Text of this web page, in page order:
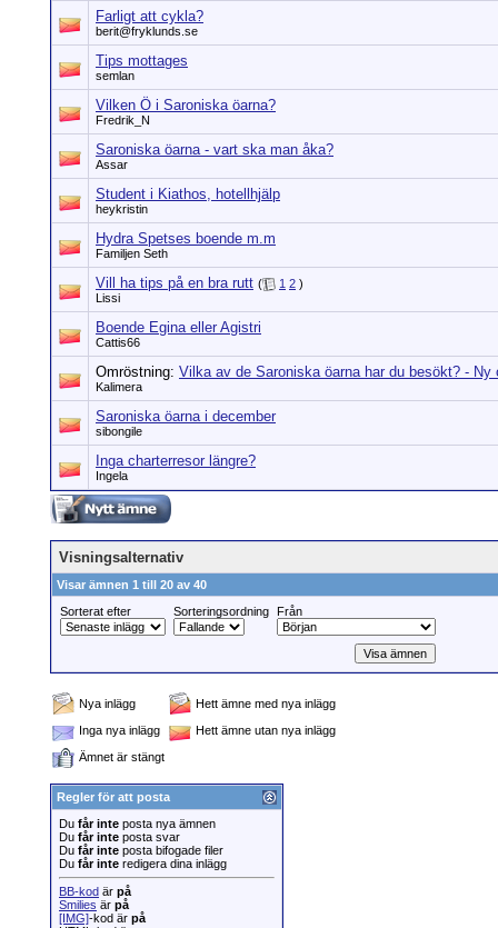
Farligt att cykla?
berit@fryklunds.se
Tips mottages
semlan
Vilken Ö i Saroniska öarna?
Fredrik_N
Saroniska öarna - vart ska man åka?
Assar
Student i Kiathos, hotellhjälp
heykristin
Hydra Spetses boende m.m
Familjen Seth
Vill ha tips på en bra rutt ( 1 2 )
Lissi
Boende Egina eller Agistri
Cattis66
Omröstning: Vilka av de Saroniska öarna har du besökt? - Ny
Kalimera
Saroniska öarna i december
sibongile
Inga charterresor längre?
Ingela
Visningsalternativ
Visar ämnen 1 till 20 av 40
Sorterat efter
Sorteringsordning Från
Nya inlägg
Hett ämne med nya inlägg
Inga nya inlägg
Hett ämne utan nya inlägg
Ämnet är stängt
Regler för att posta
Du får inte posta nya ämnen
Du får inte posta svar
Du får inte posta bifogade filer
Du får inte redigera dina inlägg
BB-kod är på
Smilies är på
[IMG]-kod är på